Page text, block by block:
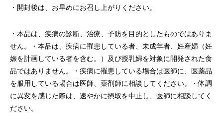
・開封後は、お早めにお召し上がりください。
・本品は、疾病の診断、治療、予防を目的としたものではありま
せん。・本品は、疾病に罹患している者、未成年者、妊産婦（妊
娠を計画している者を含む。）及び授乳婦を対象に開発された食
品ではありません。・疾病に罹患している場合は医師に、医薬品
を服用している場合は医師、薬剤師に相談してください。・体調
に異変を感じた際は、速やかに摂取を中止し、医師に相談してく
ださい。